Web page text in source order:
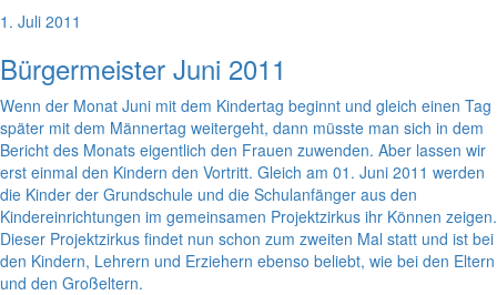
1. Juli 2011
Bürgermeister Juni 2011
Wenn der Monat Juni mit dem Kindertag beginnt und gleich einen Tag
später mit dem Männertag weitergeht, dann müsste man sich in dem
Bericht des Monats eigentlich den Frauen zuwenden. Aber lassen wir
erst einmal den Kindern den Vortritt. Gleich am 01. Juni 2011 werden
die Kinder der Grundschule und die Schulanfänger aus den
Kindereinrichtungen im gemeinsamen Projektzirkus ihr Können zeigen.
Dieser Projektzirkus findet nun schon zum zweiten Mal statt und ist bei
den Kindern, Lehrern und Erziehern ebenso beliebt, wie bei den Eltern
und den Großeltern.